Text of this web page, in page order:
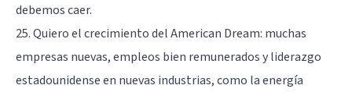
debemos caer.
25. Quiero el crecimiento del American Dream: muchas
empresas nuevas, empleos bien remunerados y liderazgo
estadounidense en nuevas industrias, como la energía